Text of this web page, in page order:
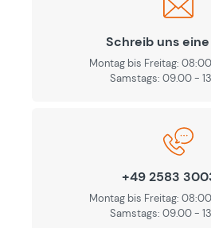
Schreib uns
Montag bis Freitag:
Samstags: 09.00 -
+49 2583
Montag bis Freitag:
Samstags: 09.00 -